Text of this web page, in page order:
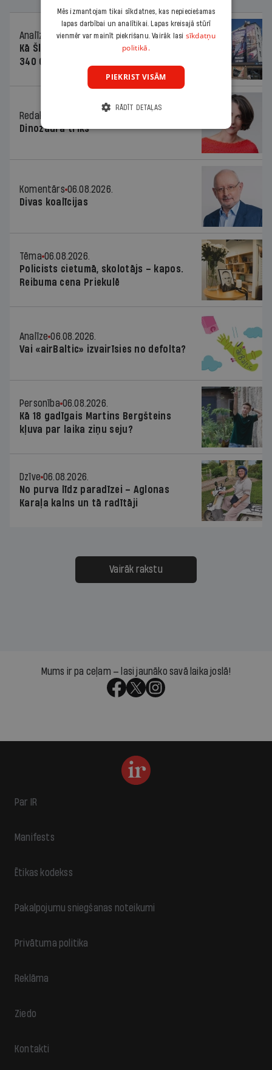
Analīze
06.08.2026.
Kā Šlesera partija palika nesodīta par
340 000 vērtu reklāmas kampaņu
Redaktores sleja
Dinozaura triks
Komentārs 06.08.2026.
Divas koalīcijas
Tēma 06.08.2026.
Policists cietumā, skolotājs – kapos.
Reibuma cena Priekulē
Analīze 06.08.2026.
Vai «airBaltic» izvairīsies no defolta?
Personība 06.08.2026.
Kā 18 gadīgais Martins Bergšteins
kļuva par laika ziņu seju?
Dzīve 06.08.2026.
No purva līdz paradīzei – Aglonas
Karaļa kalns un tā radītāji
Vairāk rakstu
Mums ir pa ceļam — lasi jaunāko savā laika joslā!
Par IR
Manifests
Ētikas kodekss
Pakalpojumu sniegšanas noteikumi
Privātuma politika
Reklāma
Ziedo
Kontakti
Mēs izmantojam tikai sīkdatnes, kas nepieciešamas
lapas darbībai un analītikai. Lapas kreisajā stūrī
vienmēr var mainīt piekrišanu. Vairāk lasi sīkdatņu
politikā.
PIEKRIST VISĀM
RĀDĪT DETAĻAS